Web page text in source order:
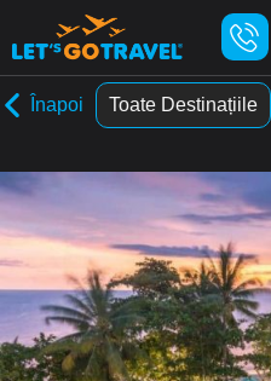
Înapoi Toate Destinațiile